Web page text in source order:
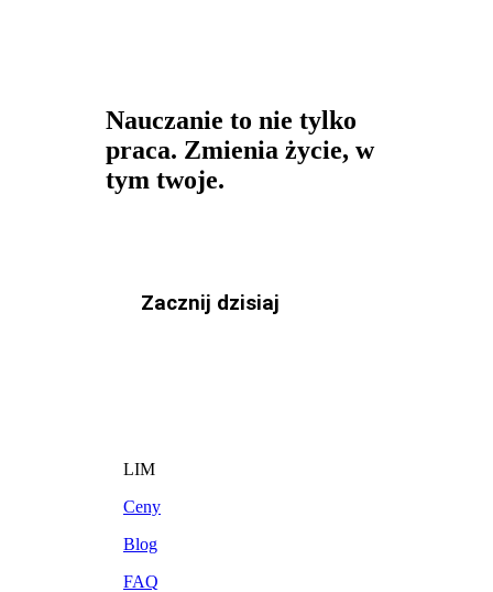
Nauczanie to nie tylko
praca. Zmienia życie, w
tym twoje.
Zacznij dzisiaj
LIM
Ceny
Blog
FAQ